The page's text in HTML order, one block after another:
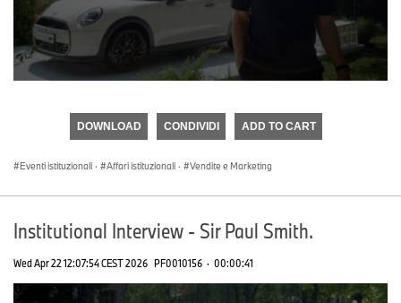
DOWNLOAD CONDIVIDI ADD TO CART
Eventi istituzionali · Affari istituzionali · Vendite e Marketing
Institutional Interview - Sir Paul Smith.
Wed Apr 22 12:07:54 CEST 2026 PF0010156 · 00:00:41